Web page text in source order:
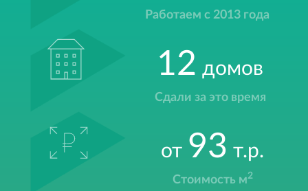
Работаем с 2013 года
12 домов
Сдали за это время
от 93 т.р.
Стоимость м2